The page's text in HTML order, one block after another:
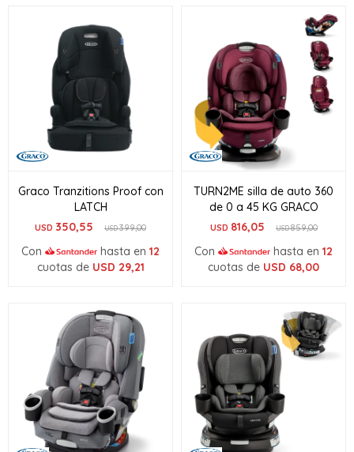
Graco Tranzitions Proof con
LATCH
USD 350,55 USD399,00
Con hasta en 12
cuotas de USD 29,21
TURN2ME silla de auto 360
de 0 a 45 KG GRACO
USD 816,05 USD859,00
Con hasta en 12
cuotas de USD 68,00